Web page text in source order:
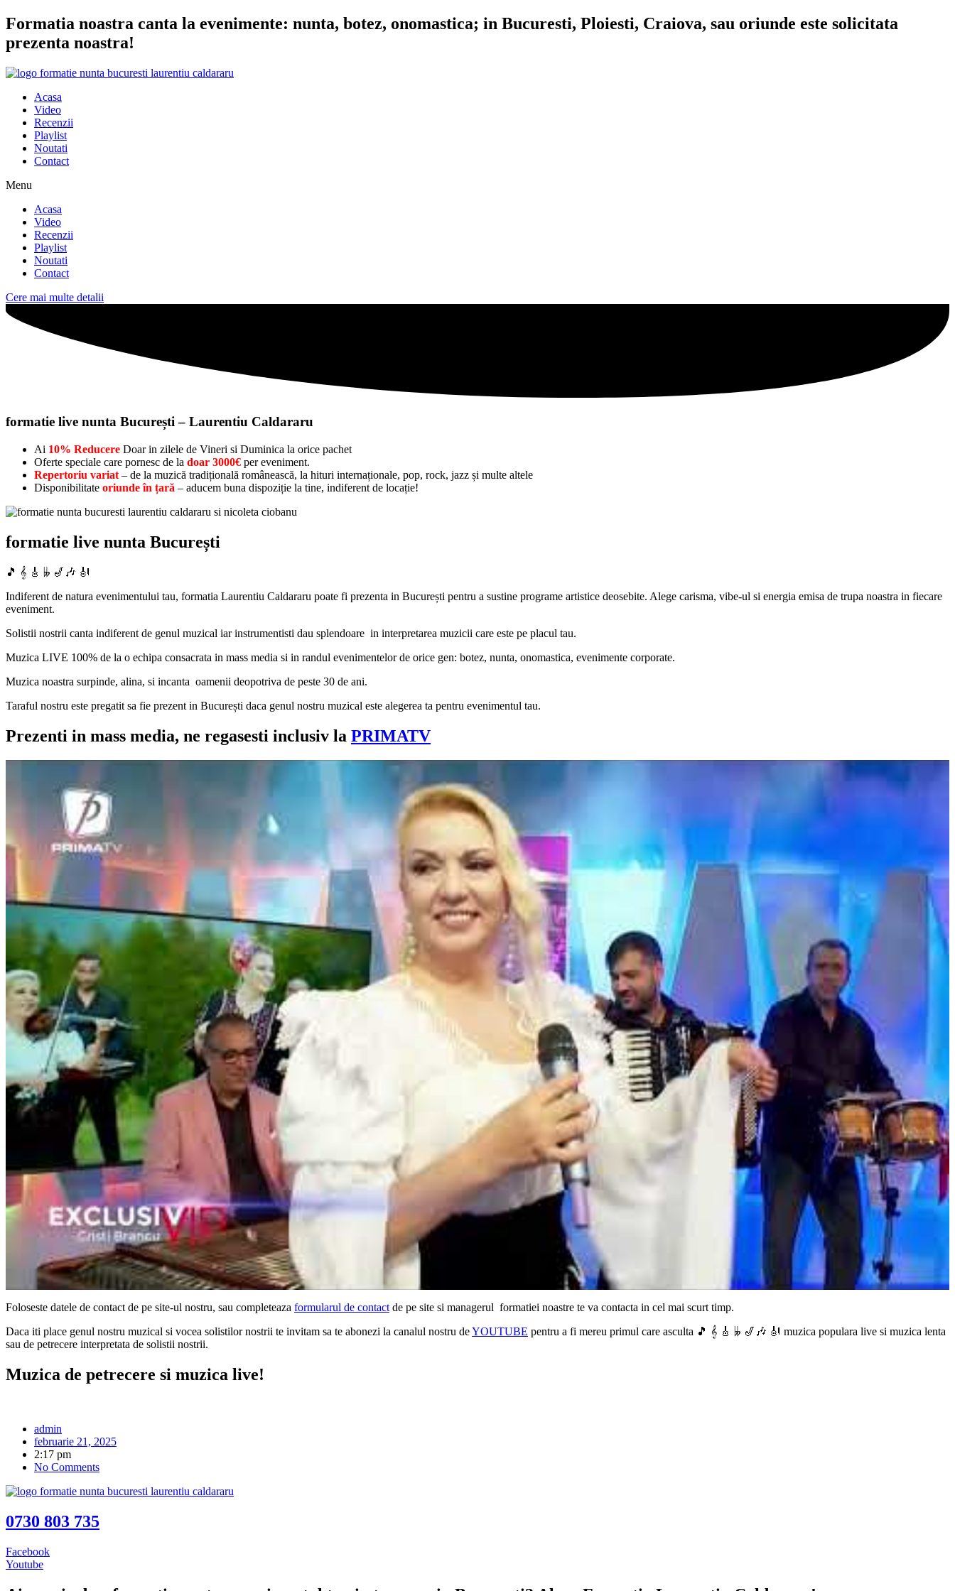
Sari
la
conținut
Formatia noastra canta la evenimente: nunta, botez, onomastica; in Bucuresti, Ploiesti, Craiova, sau oriunde este solicitata
prezenta noastra!
Acasa
Video
Recenzii
Playlist
Noutati
Contact
Menu
Acasa
Video
Recenzii
Playlist
Noutati
Contact
Cere mai multe detalii
formatie live nunta București – Laurentiu Caldararu
Ai 10% Reducere Doar in zilele de Vineri si Duminica la orice pachet
Oferte speciale care pornesc de la doar 3000€ per eveniment.
Repertoriu variat – de la muzică tradițională românească, la hituri internaționale, pop, rock, jazz și multe altele
Disponibilitate oriunde în țară – aducem buna dispoziție la tine, indiferent de locație!
formatie live nunta București
🎵 𝄞 🎸 𝄫 🎷🎶 🎻
Indiferent de natura evenimentului tau, formatia Laurentiu Caldararu poate fi prezenta in București pentru a sustine programe artistice deosebite. Alege carisma, vibe-ul si energia emisa de trupa noastra in fiecare
eveniment.
Solistii nostrii canta indiferent de genul muzical iar instrumentisti dau splendoare in interpretarea muzicii care este pe placul tau.
Muzica LIVE 100% de la o echipa consacrata in mass media si in randul evenimentelor de orice gen: botez, nunta, onomastica, evenimente corporate.
Muzica noastra surpinde, alina, si incanta oamenii deopotriva de peste 30 de ani.
Taraful nostru este pregatit sa fie prezent in București daca genul nostru muzical este alegerea ta pentru evenimentul tau.
Prezenti in mass media, ne regasesti inclusiv la PRIMATV
Foloseste datele de contact de pe site-ul nostru, sau completeaza formularul de contactde pe site si managerul formatiei noastre te va contacta in cel mai scurt timp.
Daca iti place genul nostru muzical si vocea solistilor nostrii te invitam sa te abonezi la canalul nostru deYOUTUBE pentru a fi mereu primul care asculta 🎵 𝄞 🎸 𝄫 🎷🎶 🎻 muzica populara live si muzica lenta
sau de petrecere interpretata de solistii nostrii.
Muzica de petrecere si muzica live!
admin
februarie 21, 2025
2:17 pm
No Comments
0730 803 735
Facebook
Youtube